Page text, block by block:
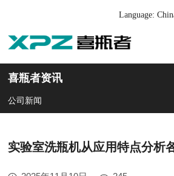
Language:
喜瓶者资讯
公司新闻
实验室洗瓶机从应用特点分析